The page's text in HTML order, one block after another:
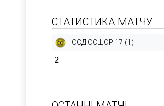
СТАТИСТИКА МАТЧУ
ОСДЮСШОР 17 (1)
2